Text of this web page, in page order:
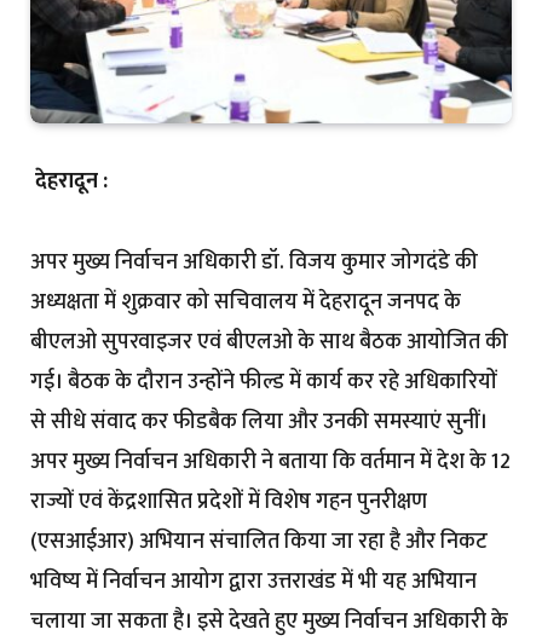
देहरादून :
अपर मुख्य निर्वाचन अधिकारी डॉ. विजय कुमार जोगदंडे की
अध्यक्षता में शुक्रवार को सचिवालय में देहरादून जनपद के
बीएलओ सुपरवाइजर एवं बीएलओ के साथ बैठक आयोजित की
गई। बैठक के दौरान उन्होंने फील्ड में कार्य कर रहे अधिकारियों
से सीधे संवाद कर फीडबैक लिया और उनकी समस्याएं सुनीं।
अपर मुख्य निर्वाचन अधिकारी ने बताया कि वर्तमान में देश के 12
राज्यों एवं केंद्रशासित प्रदेशों में विशेष गहन पुनरीक्षण
(एसआईआर) अभियान संचालित किया जा रहा है और निकट
भविष्य में निर्वाचन आयोग द्वारा उत्तराखंड में भी यह अभियान
चलाया जा सकता है। इसे देखते हुए मुख्य निर्वाचन अधिकारी के